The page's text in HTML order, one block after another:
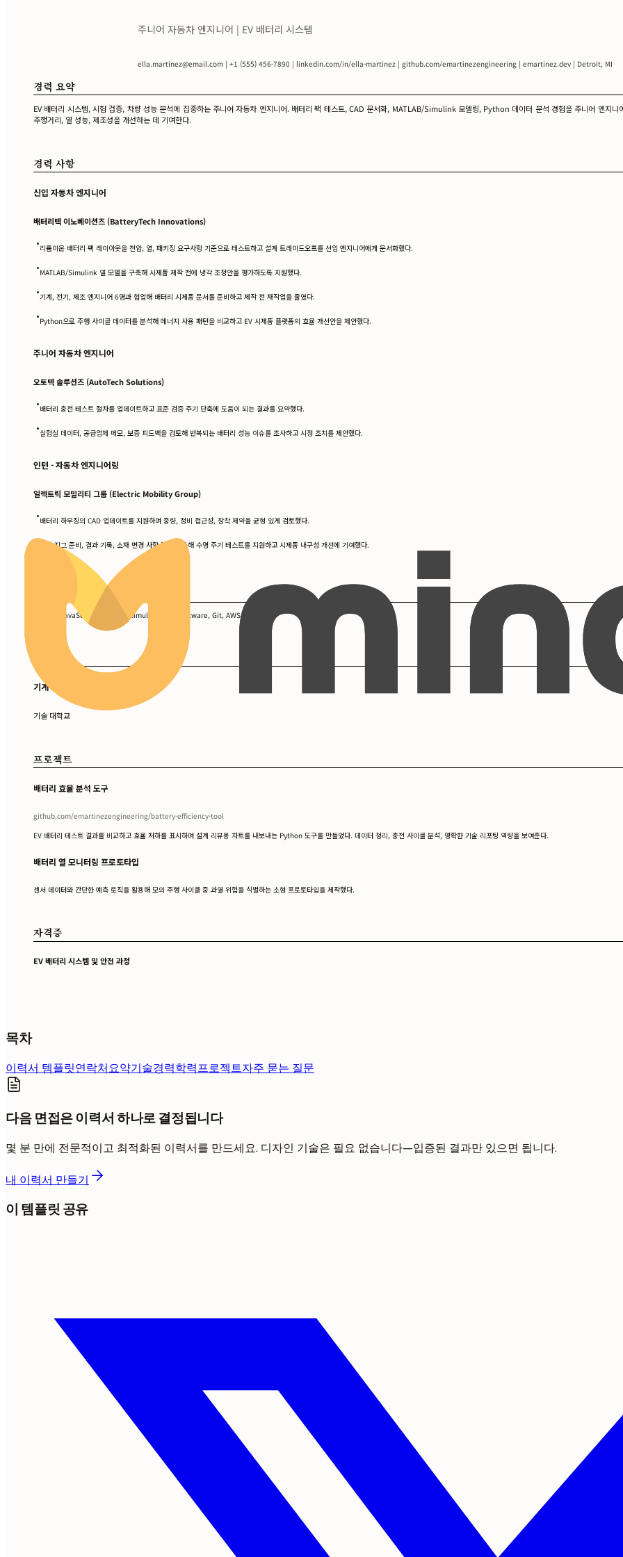
주니어 자동차 엔지니어 | EV 배터리 시스템
ella.martinez@email.com | +1 (555) 456-7890 | linkedin.com/in/ella-martinez | github.com/emartinezengineering | emartinez.dev | Detroit, MI
경력 요약
EV 배터리 시스템, 시험 검증, 차량 성능 분석에 집중하는 주니어 자동차 엔지니어. 배터리 팩 테스트, CAD 문서화, MATLAB/Simulink 모델링, Python 데이터 분석 경험을 주니어 엔지
주행거리, 열 성능, 제조성을 개선하는 데 기여한다.
경력 사항
신입 자동차 엔지니어
배터리텍 이노베이션즈 (BatteryTech Innovations)
•리튬이온 배터리 팩 레이아웃을 전압, 열, 패키징 요구사항 기준으로 테스트하고 설계 트레이드오프를 선임 엔지니어에게 문서화했다.
•MATLAB/Simulink 열 모델을 구축해 시제품 제작 전에 냉각 조정안을 평가하도록 지원했다.
•기계, 전기, 제조 엔지니어 6명과 협업해 배터리 시제품 문서를 준비하고 제작 전 재작업을 줄였다.
•Python으로 주행 사이클 데이터를 분석해 에너지 사용 패턴을 비교하고 EV 시제품 플랫폼의 효율 개선안을 제안했다.
주니어 자동차 엔지니어
오토텍 솔루션즈 (AutoTech Solutions)
•배터리 충전 테스트 절차를 업데이트하고 표준 검증 주기 단축에 도움이 되는 결과를 요약했다.
•실험실 데이터, 공급업체 메모, 보증 피드백을 검토해 반복되는 배터리 성능 이슈를 조사하고 시정 조치를 제안했다.
인턴 - 자동차 엔지니어링
일렉트릭 모빌리티 그룹 (Electric Mobility Group)
•배터리 하우징의 CAD 업데이트를 지원하며 중량, 정비 접근성, 장착 제약을 균형 있게 검토했다.
• 시험 지그 준비, 결과 기록, 소재 변경 사항 확인을 통해 수명 주기 테스트를 지원하고 시제품 내구성 개선에 기여했다.
Python, JavaScript, MATLAB, Simulink, CAD Software, Git, AWS, Docker
기계 공학 학사
기술 대학교
프로젝트
배터리 효율 분석 도구
github.com/emartinezengineering/battery-efficiency-tool
EV 배터리 테스트 결과를 비교하고 효율 저하를 표시하며 설계 리뷰용 차트를 내보내는 Python 도구를 만들었다. 데이터 정리, 충전 사이클 분석, 명확한 기술 리포팅 역량을 보여준다.
배터리 열 모니터링 프로토타입
센서 데이터와 간단한 예측 로직을 활용해 모의 주행 사이클 중 과열 위험을 식별하는 소형 프로토타입을 제작했다.
자격증
EV 배터리 시스템 및 안전 과정
목차
이력서 템플릿연락처요약기술경력학력프로젝트자주 묻는 질문
다음 면접은 이력서 하나로 결정됩니다
몇 분 만에 전문적이고 최적화된 이력서를 만드세요. 디자인 기술은 필요 없습니다—입증된 결과만 있으면 됩니다.
내 이력서 만들기
이 템플릿 공유